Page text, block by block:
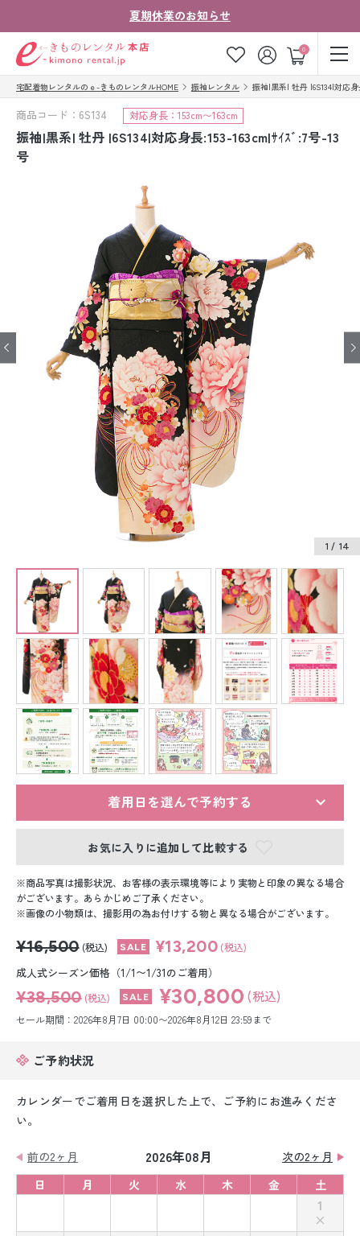
夏期休業のお知らせ
0
ゲスト
お気に入り ログイン カート
ご注文の流れ
会社案内
お客様はこちら
着物の種類から探す
七五三レンタル
振袖レンタル
卒業式袴レンタル
訪問着・付下げレンタル
ジュニア着物レンタル
ジュニア洋装レンタル
ベビー洋装レンタル
紋付袴レンタル
留袖レンタル
男性礼装レンタル
白無垢&紋付袴レンタル
引き振袖レンタル
小物販売品
宅配着物レンタルのｅ-きものレンタルHOME 振袖レンタル 振袖|黒系| 牡丹 |6S134|対応身
商品コード：6S134 対応身長：153cm〜163cm
振袖|黒系| 牡丹 |6S134|対応身長:153-163cm|ｻｲｽﾞ:7号-13
号
1 / 14
着用日を選んで予約する
お気に入りに追加して比較する
商品写真は撮影状況、お客様の表示環境等により実物と印象の異なる場合
がございます。あらかじめご了承ください。
画像の小物類は、撮影用の為お付けする物と異なる場合がございます。
¥16,500 (税込) ¥13,200 (税込)
成人式シーズン価格（1/1〜1/31のご着用）
¥38,500 (税込) ¥30,800 (税込)
セール期間：2026年8月7日 00:00〜2026年8月12日 23:59まで
ご予約状況
カレンダーでご着用日を選択した上で、ご予約にお進みくださ
い。
前の2ヶ月 2026年08月
次の2ヶ月
日
月 火 水 木 金 土
1